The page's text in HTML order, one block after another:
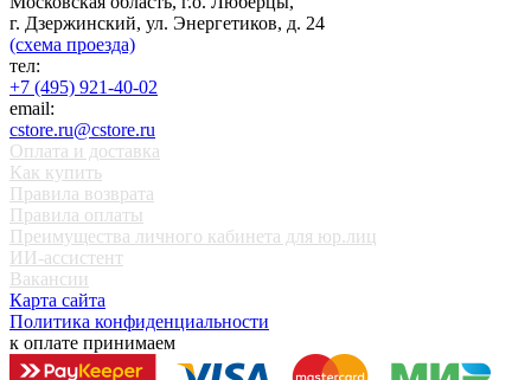
г. Дзержинский, ул. Энергетиков, д. 24
(схема проезда)
тел:
+7 (495) 921-40-02
email:
cstore.ru@cstore.ru
Оплата и доставка
Как купить
Правила возврата
Правила оплаты
Преимущества личного кабинета для юр.лиц
ИИ-ассистент
Вакансии
Карта сайта
Политика конфиденциальности
к оплате принимаем